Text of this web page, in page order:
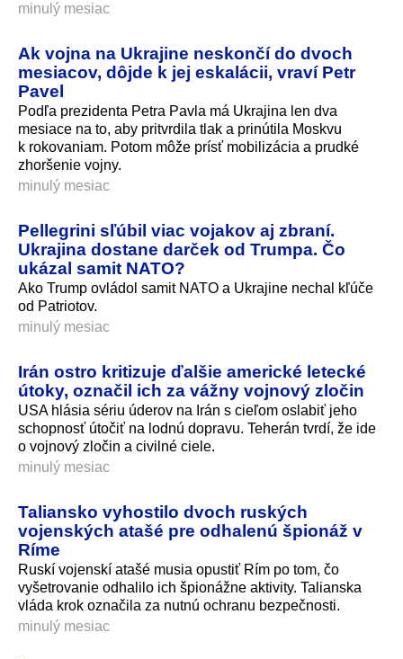
minulý mesiac
Ak vojna na Ukrajine neskončí do dvoch
mesiacov, dôjde k jej eskalácii, vraví Petr
Pavel
Podľa prezidenta Petra Pavla má Ukrajina len dva
mesiace na to, aby pritvrdila tlak a prinútila Moskvu
k rokovaniam. Potom môže prísť mobilizácia a prudké
zhoršenie vojny.
minulý mesiac
Pellegrini sľúbil viac vojakov aj zbraní.
Ukrajina dostane darček od Trumpa. Čo
ukázal samit NATO?
Ako Trump ovládol samit NATO a Ukrajine nechal kľúče
od Patriotov.
minulý mesiac
Irán ostro kritizuje ďalšie americké letecké
útoky, označil ich za vážny vojnový zločin
USA hlásia sériu úderov na Irán s cieľom oslabiť jeho
schopnosť útočiť na lodnú dopravu. Teherán tvrdí, že ide
o vojnový zločin a civilné ciele.
minulý mesiac
Taliansko vyhostilo dvoch ruských
vojenských atašé pre odhalenú špionáž v
Ríme
Ruskí vojenskí atašé musia opustiť Rím po tom, čo
vyšetrovanie odhalilo ich špionážne aktivity. Talianska
vláda krok označila za nutnú ochranu bezpečnosti.
minulý mesiac